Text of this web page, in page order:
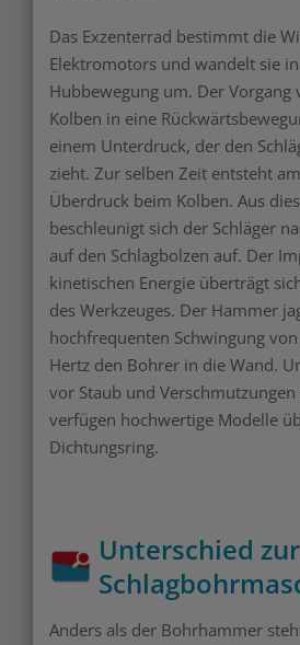
Das Exzenterrad bestimmt die
Elektromotors und wandelt sie
Hubbewegung um. Der Vorgang
Kolben in eine
einem Unterdruck, der den
zieht. Zur selben Zeit entsteht
Überdruck beim Kolben. Aus
beschleunigt sich der Schläger
auf den Schlagbolzen auf. Der
kinetischen Energie überträgt
des Werkzeuges. Der Hammer
hochfrequenten Schwingung
Hertz den Bohrer in die Wand.
vor Staub und Verschmutzungen
verfügen hochwertige Modelle
Dichtungsring.
Unterschied zur
Anders als der Bohrhammer